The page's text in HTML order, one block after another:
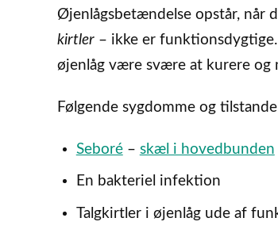
Øjenlågsbetændelse opstår, når
kirtler – ikke er
øjenlåg være svære at kurere og
Følgende sygdomme og
Seboré– skæl i hovedbunden
En bakteriel infektion
Talgkirtler i øjenlåg ude af